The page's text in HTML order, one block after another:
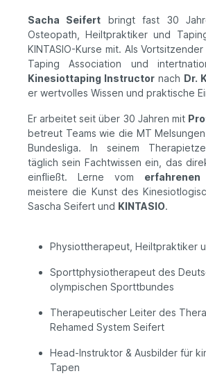
Sacha Seifert bringt fast 30
Osteopath, Heilt­praktiker und
KINTASIO-Kurse mit. Als
Taping Association und
Kinesiot­taping Instructor nach Dr.
er wertvolles Wissen und praktische
Er arbeitet seit über 30 Jahren mit
betreut Teams wie die MT
Bundesliga. In seinem
täglich sein Facht­wissen ein, das
einfließt. Lerne vom
meistere die Kunst des
Sascha Seifert und KINTASIO.
Physiot­therapeut, Heilt­praktiker
Sportt­physiotherapeut des
olympischen Sportt­bundes
Therapeutischer Leiter des
Rehamed System Seifert
Head-Instruktor & Ausbilder für
Tapen